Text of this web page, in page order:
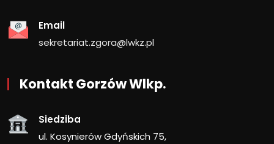
Email
sekretariat.zgora@lwkz.pl
Kontakt Gorzów Wlkp.
Siedziba
ul. Kosynierów Gdyńskich 75,